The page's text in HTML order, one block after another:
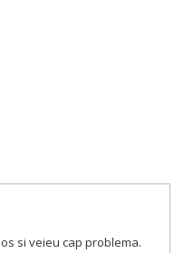
si veieu cap problema.